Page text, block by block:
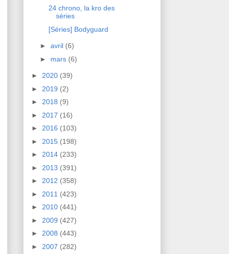
24 chrono, la kro des
séries
[Séries] Bodyguard
► avril (6)
► mars (6)
► 2020 (39)
► 2019 (2)
► 2018 (9)
► 2017 (16)
► 2016 (103)
► 2015 (198)
► 2014 (233)
► 2013 (391)
► 2012 (358)
► 2011 (423)
► 2010 (441)
► 2009 (427)
► 2008 (443)
► 2007 (282)